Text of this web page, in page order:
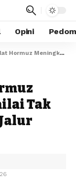
Opini
Dinilai Tak Akan Bantu AS Buka Jalur Minyak
Tak